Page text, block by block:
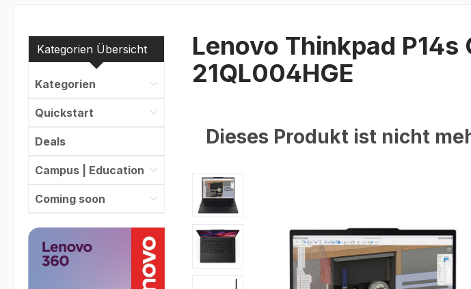
Kategorien Übersicht
Kategorien
Quickstart
Deals
Campus | Education
Coming soon
Lenovo Thinkpad P14s
21QL004HGE
Dieses Produkt ist nicht
Bildergalerie überspringen